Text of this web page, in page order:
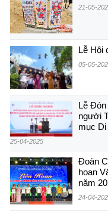
21-05-
Lễ Hội
05-05-
Lễ Đón
người
mục
25-04-2025
Đoàn
hoan
năm
24-04-